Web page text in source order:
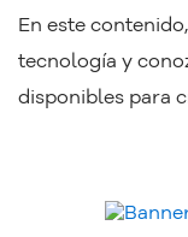
En este
tecnología y
disponibles para